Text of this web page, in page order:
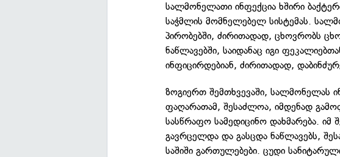
სალმონელათი ინფექცია ხშირი
საჭმლის მომნელებელ სისტემას.
პირობებში, ძირითადად, ცხოვრობს
ნაწლავებში, საიდანაც იგი
ინფიცირდებიან, ძირითადად,
ზოგიერთ შემთხვევაში, სალმონელას
ფაღარათამ, შესაძლოა, იმდენად
სასწრაფო სამედიცინო დახმარება. იმ
გავრცელდა და გასცდა ნაწლავებს,
საშიში გართულებები. ცუდი